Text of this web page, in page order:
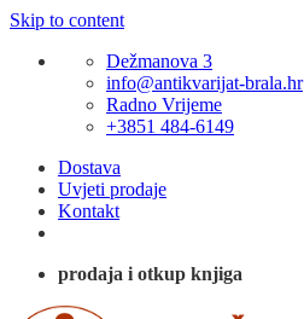
Skip to content
Dežmanova 3
info@antikvarijat-brala.hr
Radno Vrijeme
+3851 484-6149
Dostava
Uvjeti prodaje
Kontakt
prodaja i otkup knjiga